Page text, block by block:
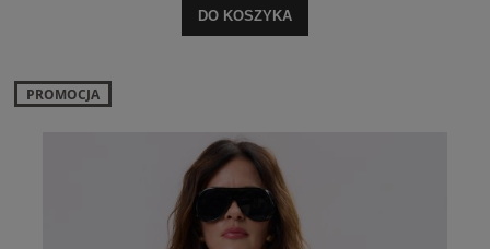
DO KOSZYKA
PROMOCJA